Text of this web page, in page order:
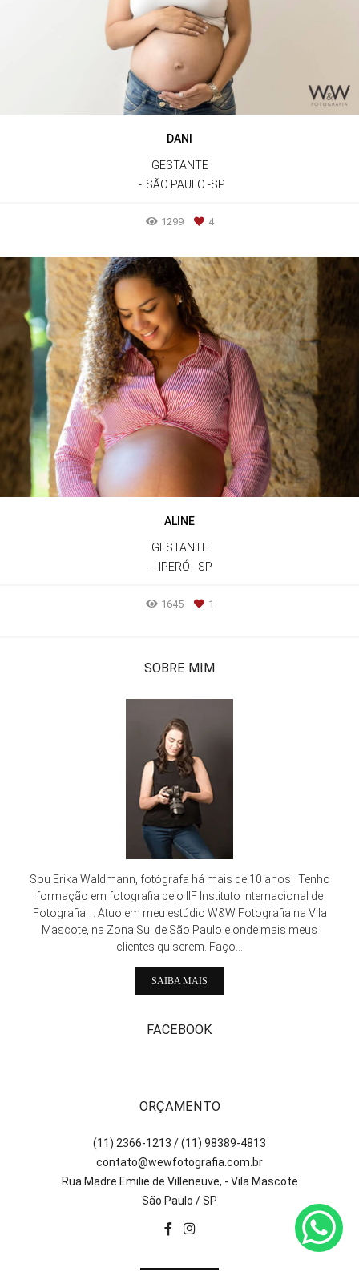
DANI
GESTANTE
SÃO PAULO -SP
1299 4
ALINE
GESTANTE
IPERÓ - SP
1645 1
SOBRE MIM
Sou Erika Waldmann, fotógrafa há mais de 10 anos. Tenho
formação em fotografia pelo IIF Instituto Internacional de
Fotografia. . Atuo em meu estúdio W&W Fotografia na Vila
Mascote, na Zona Sul de São Paulo e onde mais meus
clientes quiserem. Faço...
SAIBA MAIS
FACEBOOK
ORÇAMENTO
(11) 2366-1213 / (11) 98389-4813
contato@wewfotografia.com.br
Rua Madre Emilie de Villeneuve, - Vila Mascote
São Paulo / SP